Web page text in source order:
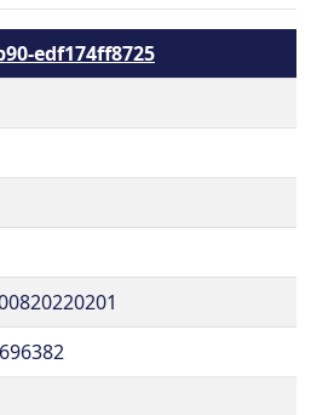
edf174ff8725